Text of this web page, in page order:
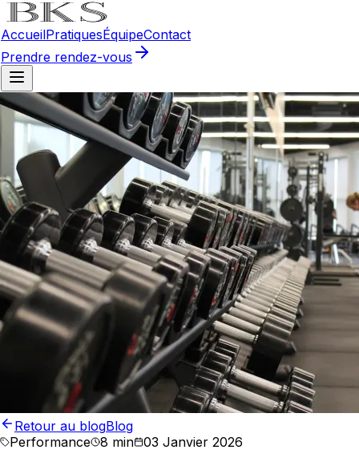
AccueilPratiquesÉquipeContact
Prendre rendez-vous
Retour au blogBlog
Performance 8 min 03 Janvier 2026